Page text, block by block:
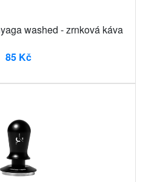
washed - zrnková káva
85 Kč